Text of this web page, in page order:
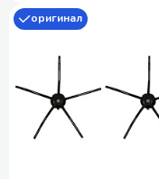
оригинал